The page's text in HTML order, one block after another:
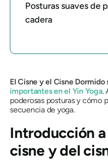
Posturas suaves de
cadera
El Cisne y el Cisne Dormido
importantes en el Yin Yoga.
poderosas posturas y cómo
secuencia de yoga.
Introducción
cisne y del